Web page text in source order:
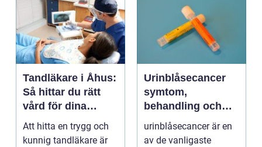
Tandläkare i Åhus:
Så hittar du rätt
vård för dina
tänder
Att hitta en trygg och
kunnig tandläkare är
Urinblåsecancer
symtom,
behandling och
vägen vidare
urinblåsecancer är en
av de vanligaste